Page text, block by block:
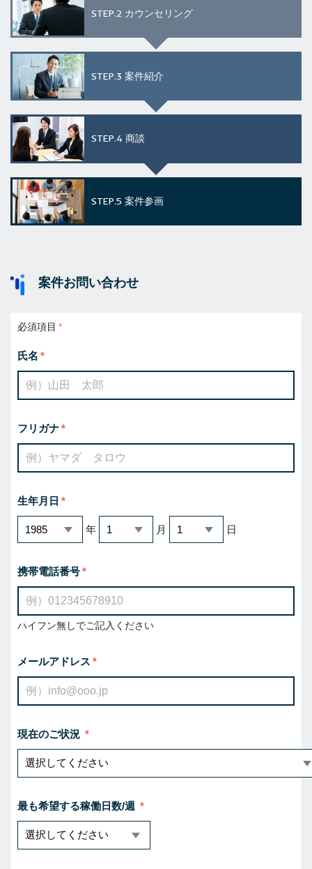
STEP.2 カウンセリング
STEP.3 案件紹介
STEP.4 商談
STEP.5 案件参画
案件お問い合わせ
必須項目
氏名
フリガナ
生年月日
年 月 日
携帯電話番号
ハイフン無しでご記入ください
メールアドレス
現在のご状況
最も希望する稼働日数/週